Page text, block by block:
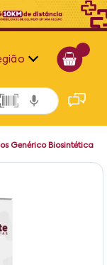
Alagoas
Bahia
Genérico Biosintética